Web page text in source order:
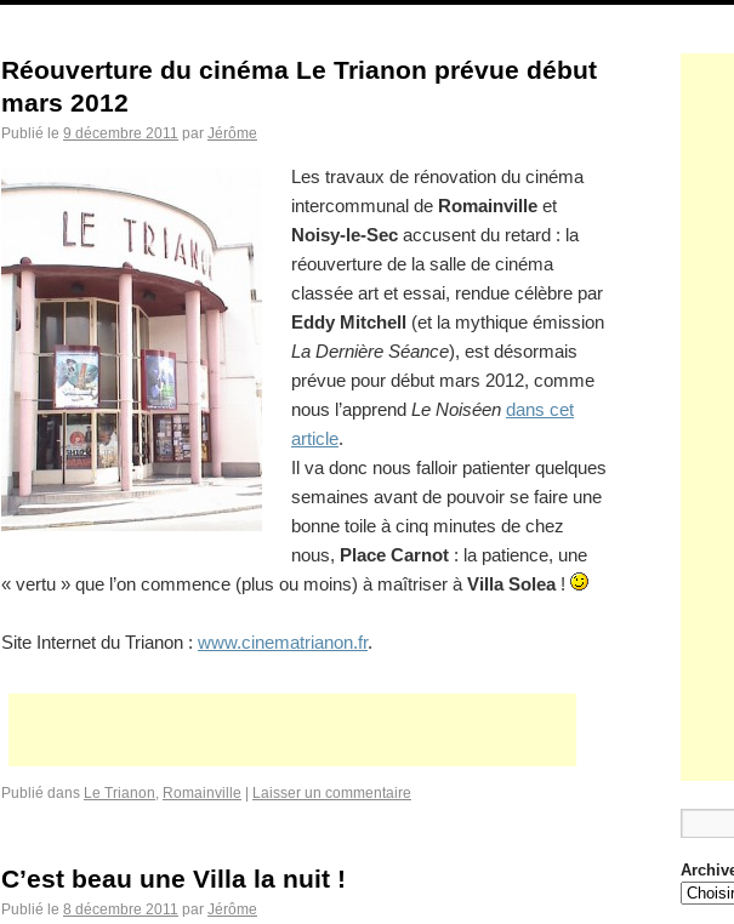
Réouverture du cinéma Le Trianon prévue début
mars 2012
Publié le 9 décembre 2011 par Jérôme
Les travaux de rénovation du cinéma
intercommunal de Romainville et
Noisy-le-Sec accusent du retard : la
réouverture de la salle de cinéma
classée art et essai, rendue célèbre par
Eddy Mitchell (et la mythique émission
La Dernière Séance), est désormais
prévue pour début mars 2012, comme
nous l’apprend Le Noiséen dans cet
article.
Il va donc nous falloir patienter quelques
semaines avant de pouvoir se faire une
bonne toile à cinq minutes de chez
nous, Place Carnot : la patience, une
« vertu » que l’on commence (plus ou moins) à maîtriser à Villa Solea!
Site Internet du Trianon : www.cinematrianon.fr.
Publié dans Le Trianon, Romainville Laisser un commentaire
C’est beau une Villa la nuit !
Publié le 8 décembre 2011 par Jérôme